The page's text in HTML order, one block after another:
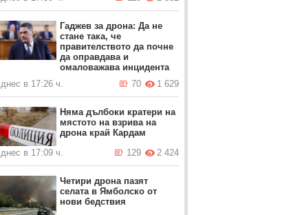
Гаджев за дрона: Да не
стане така, че
правителството да почне
да оправдава и
омаловажава инцидента
днес в 17:26 ч.
1 629
70
Няма дълбоки кратери на
мястото на взрива на
дрона край Кардам
днес в 17:09 ч.
2 424
129
Четири дрона пазят
селата в Ямболско от
нови бедствия